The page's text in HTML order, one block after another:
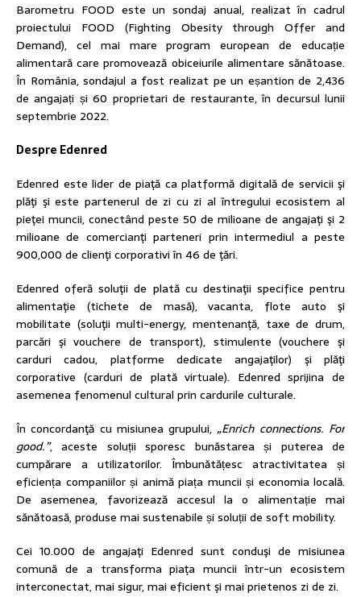
Barometru FOOD este un sondaj anual, realizat în cadrul
proiectului FOOD (Fighting Obesity through Offer and
Demand), cel mai mare program european de educație
alimentară care promovează obiceiurile alimentare sănătoase.
În România, sondajul a fost realizat pe un eșantion de 2,436
de angajați și 60 proprietari de restaurante, în decursul lunii
septembrie 2022.
Despre Edenred
Edenred este lider de piaţă ca platformă digitală de servicii şi
plăţi şi este partenerul de zi cu zi al întregului ecosistem al
pieţei muncii, conectând peste 50 de milioane de angajaţi şi 2
milioane de comercianţi parteneri prin intermediul a peste
900,000 de clienţi corporativi în 46 de ţări.
Edenred oferă soluţii de plată cu destinaţii specifice pentru
alimentaţie (tichete de masă), vacanta, flote auto şi
mobilitate (soluţii multi-energy, mentenanţă, taxe de drum,
parcări şi vouchere de transport), stimulente (vouchere şi
carduri cadou, platforme dedicate angajaţilor) şi plăţi
corporative (carduri de plată virtuale). Edenred sprijina de
asemenea fenomenul cultural prin cardurile culturale.
În concordanţă cu misiunea grupului, „Enrich connections. For
good.”, aceste soluții sporesc bunăstarea și puterea de
cumpărare a utilizatorilor. Îmbunătățesc atractivitatea și
eficiența companiilor și animă piața muncii și economia locală.
De asemenea, favorizează accesul la o alimentație mai
sănătoasă, produse mai sustenabile și soluții de soft mobility.
Cei 10.000 de angajaţi Edenred sunt conduşi de misiunea
comună de a transforma piaţa muncii într-un ecosistem
interconectat, mai sigur, mai eficient şi mai prietenos zi de zi.